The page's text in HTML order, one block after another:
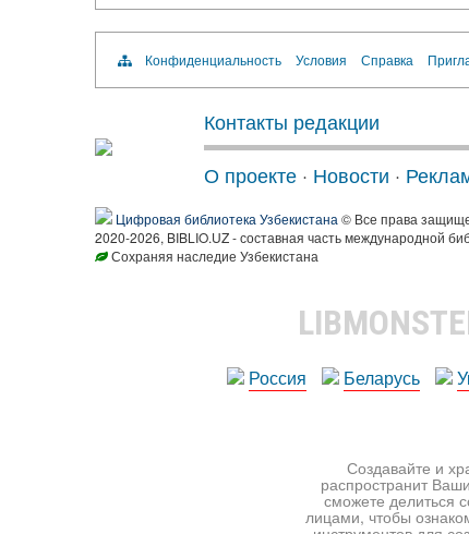
Конфиденциальность Условия Справка
Контакты редакции
О проекте · Новости ·
Цифровая библиотека Узбекистана © Все права
2020-2026, BIBLIO.UZ - составная часть международной
Сохраняя наследие Узбекистана
Россия Беларусь
Создавайте и
распространит
сможете делиться
лицами, чтобы